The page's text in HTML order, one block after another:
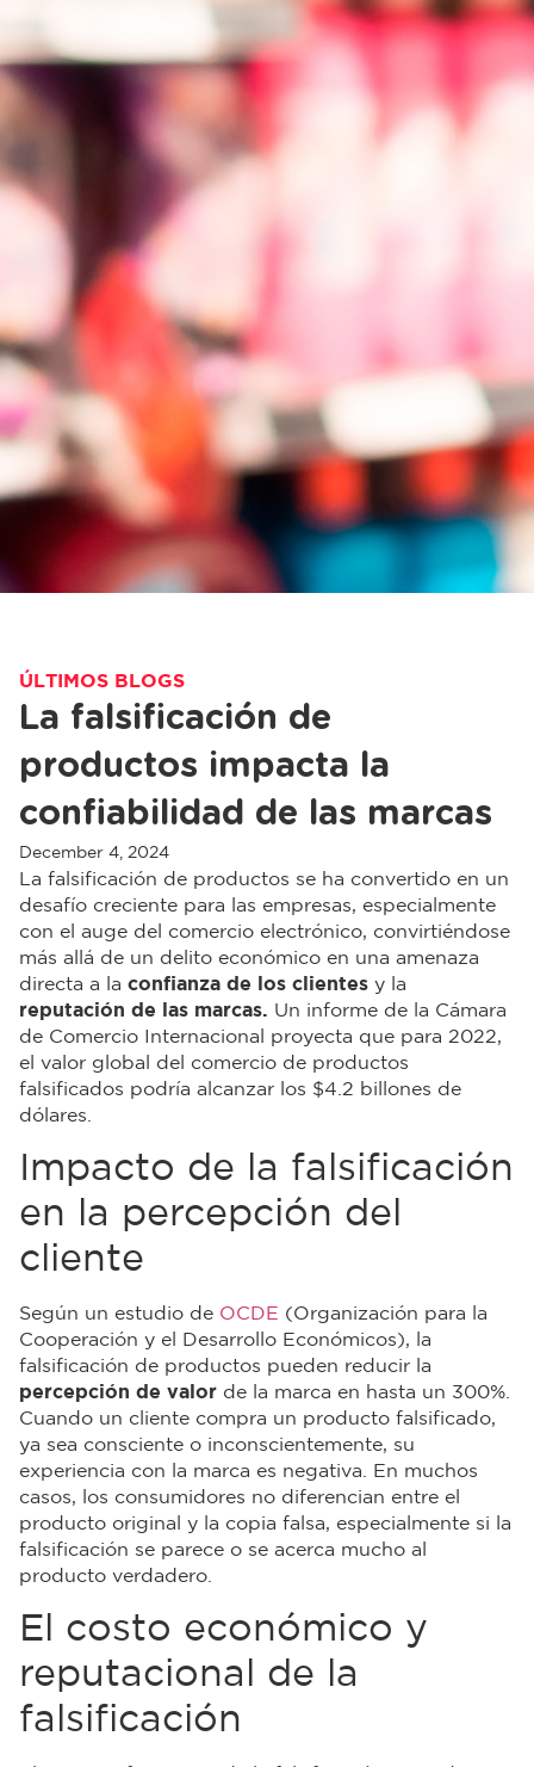
ÚLTIMOS BLOGS
La falsificación de
productos impacta la
confiabilidad de las marcas
December 4, 2024
La falsificación de productos se ha convertido en un
desafío creciente para las empresas, especialmente
con el auge del comercio electrónico, convirtiéndose
más allá de un delito económico en una amenaza
directa a la confianza de los clientes y la
reputación de las marcas. Un informe de la Cámara
de Comercio Internacional proyecta que para 2022,
el valor global del comercio de productos
falsificados podría alcanzar los $4.2 billones de
dólares.
Impacto de la falsificación
en la percepción del
cliente
Según un estudio de OCDE (Organización para la
Cooperación y el Desarrollo Económicos), la
falsificación de productos pueden reducir la
percepción de valor de la marca en hasta un 300%.
Cuando un cliente compra un producto falsificado,
ya sea consciente o inconscientemente, su
experiencia con la marca es negativa. En muchos
casos, los consumidores no diferencian entre el
producto original y la copia falsa, especialmente si la
falsificación se parece o se acerca mucho al
producto verdadero.
El costo económico y
reputacional de la
falsificación